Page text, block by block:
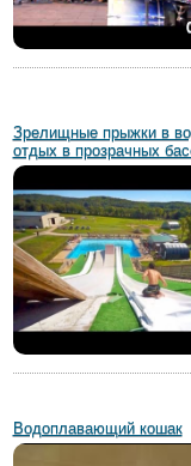
Зрелищные прыжки в
отдых в прозрачных
Водоплавающий кошак